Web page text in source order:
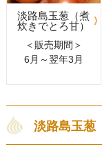
淡路島玉葱（煮
炊きでとろ甘）
＜販売期間＞
6月～翌年3月
淡路島玉